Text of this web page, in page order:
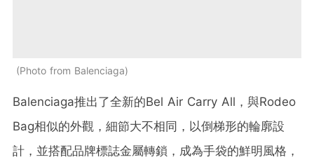
Photo from Balenciaga
Balenciaga推出了全新的Bel Air Carry All，與Rodeo
Bag相似的外觀，細節大不相同，以倒梯形的輪廓設
計，並搭配品牌標誌金屬轉鎖，成為手袋的鮮明風格，